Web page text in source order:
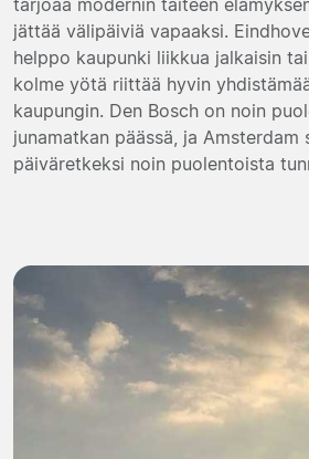
jättää välipäiviä vapaaksi.
helppo kaupunki liikkua jalkaisin
kolme yötä riittää hyvin
kaupungin. Den Bosch on noin
junamatkan päässä, ja Amsterdam
päiväretkeksi noin puolentoista